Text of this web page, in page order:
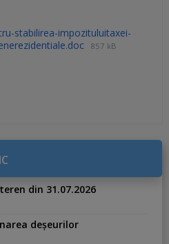
stabilirea-impozituluitaxei-
857 kB
din 31.07.2026
deșeurilor